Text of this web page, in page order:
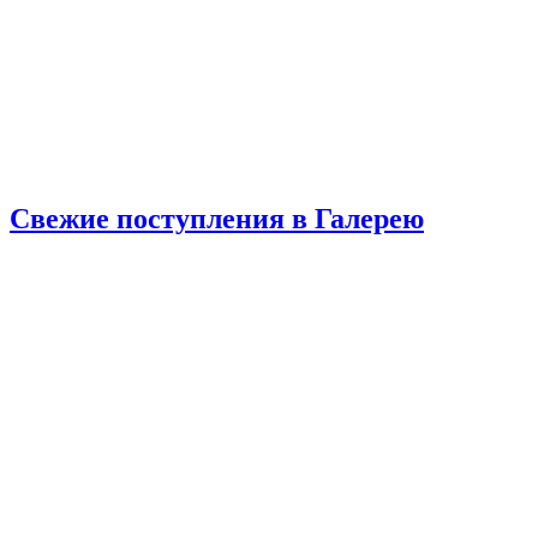
Свежие поступления в Галерею